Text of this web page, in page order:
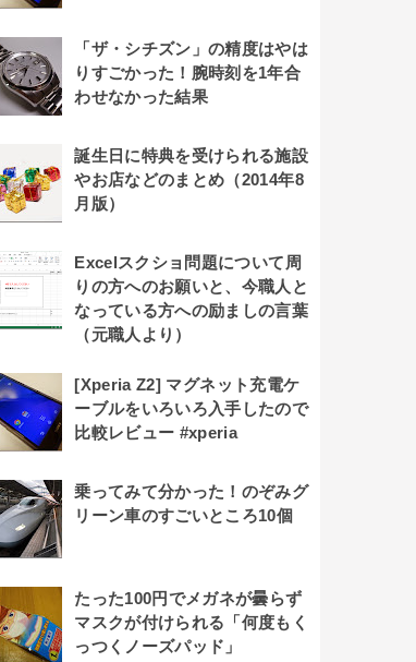
「ザ・シチズン」の精度はやは
りすごかった！腕時刻を1年合
わせなかった結果
誕生日に特典を受けられる施設
やお店などのまとめ（2014年8
月版）
Excelスクショ問題について周
りの方へのお願いと、今職人と
なっている方への励ましの言葉
（元職人より）
[Xperia Z2] マグネット充電ケ
ーブルをいろいろ入手したので
比較レビュー #xperia
乗ってみて分かった！のぞみグ
リーン車のすごいところ10個
たった100円でメガネが曇らず
マスクが付けられる「何度もく
っつくノーズパッド」